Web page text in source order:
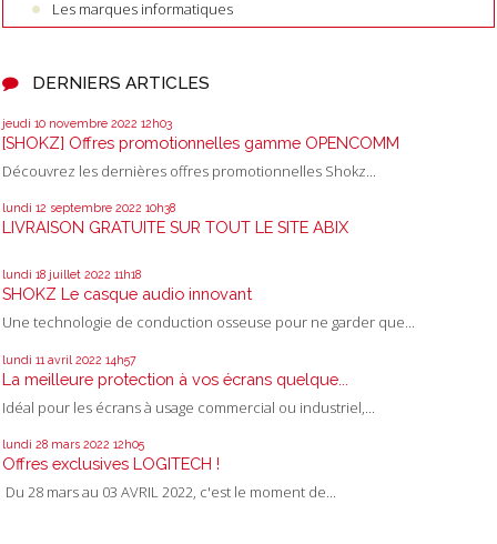
Les marques informatiques
DERNIERS ARTICLES
jeudi 10 novembre 2022 12h03
[SHOKZ] Offres promotionnelles gamme OPENCOMM
Découvrez les dernières offres promotionnelles Shokz...
lundi 12 septembre 2022 10h38
LIVRAISON GRATUITE SUR TOUT LE SITE ABIX
lundi 18 juillet 2022 11h18
SHOKZ Le casque audio innovant
Une technologie de conduction osseuse pour ne garder que...
lundi 11 avril 2022 14h57
La meilleure protection à vos écrans quelque...
Idéal pour les écrans à usage commercial ou industriel,...
lundi 28 mars 2022 12h05
Offres exclusives LOGITECH !
Du 28 mars au 03 AVRIL 2022, c'est le moment de...